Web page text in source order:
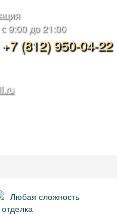
9:00 до 21:00
+7 (812) 950-04-22
Любая сложность